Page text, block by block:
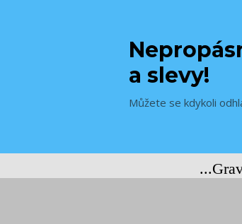
a slevy!
Můžete se kdykoli